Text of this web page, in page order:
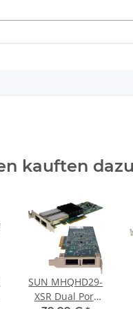
kauften
SUN MHQHD29-
XSR Dual Port